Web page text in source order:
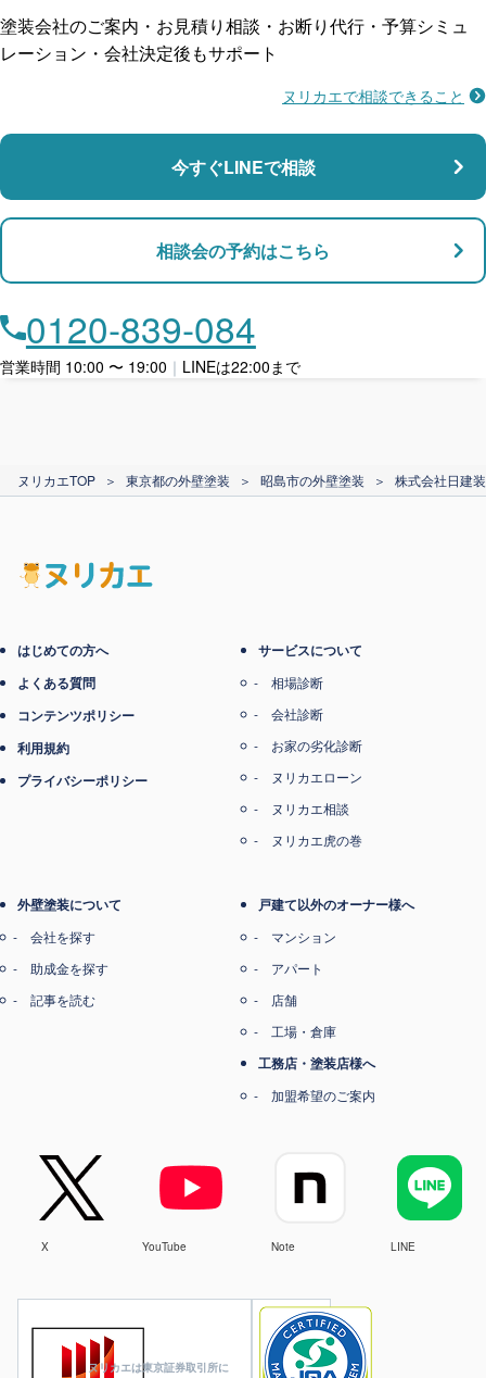
瑕疵保険
支払い対応
ローン利用
カード支払い
マンション・アパート対応
店舗・事務所対応
塗装会社のご案内・お見積り相談・お断り代行・予算シミュ
レーション・会社決定後もサポート
ヌリカエで相談できること
今すぐLINEで相談
相談会の予約はこちら
0120-839-084
営業時間 10:00 〜 19:00 ｜ LINEは22:00まで
ヌリカエTOP ＞ 東京都の外壁塗装 ＞ 昭島市の外壁塗装 ＞ 株式会社日建
ヌリカエは東京証券取引所に
はじめての方へ
よくある質問
コンテンツポリシー
利用規約
プライバシーポリシー
サービスについて
相場診断
会社診断
お家の劣化診断
ヌリカエローン
ヌリカエ相談
ヌリカエ虎の巻
外壁塗装について
会社を探す
助成金を探す
記事を読む
戸建て以外のオーナー様へ
マンション
アパート
店舗
工場・倉庫
工務店・塗装店様へ
加盟希望のご案内
X YouTube Note LINE